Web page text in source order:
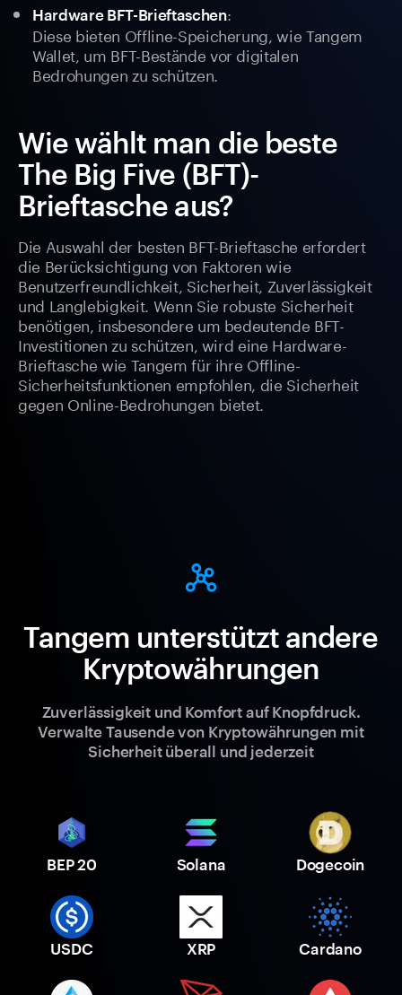
Hardware BFT-Brieftaschen:
Diese bieten Offline-Speicherung, wie Tangem
Wallet, um BFT-Bestände vor digitalen
Bedrohungen zu schützen.
Wie wählt man die beste
The Big Five (BFT)-
Brieftasche aus?
Die Auswahl der besten BFT-Brieftasche erfordert
die Berücksichtigung von Faktoren wie
Benutzerfreundlichkeit, Sicherheit, Zuverlässigkeit
und Langlebigkeit. Wenn Sie robuste Sicherheit
benötigen, insbesondere um bedeutende BFT-
Investitionen zu schützen, wird eine Hardware-
Brieftasche wie Tangem für ihre Offline-
Sicherheitsfunktionen empfohlen, die Sicherheit
gegen Online-Bedrohungen bietet.
Tangem unterstützt andere
Kryptowährungen
Zuverlässigkeit und Komfort auf Knopfdruck.
Verwalte Tausende von Kryptowährungen mit
Sicherheit überall und jederzeit
BEP 20 Solana Dogecoin
USDC XRP Cardano